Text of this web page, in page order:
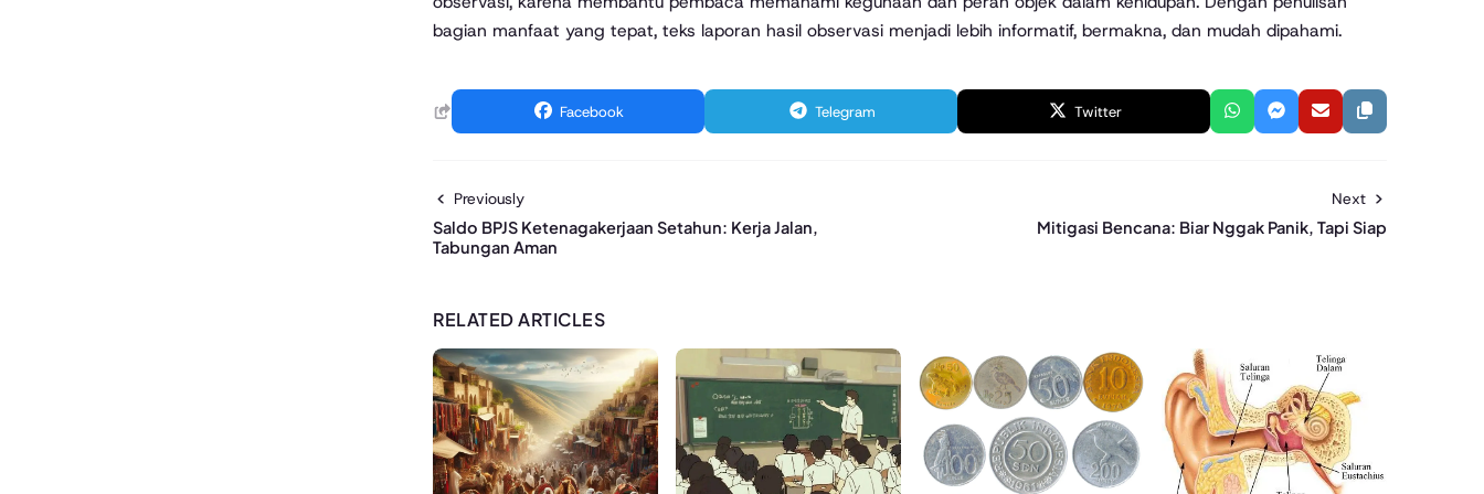
bagian manfaat yang tepat, teks laporan hasil observasi menjadi lebih informatif, bermakna, dan mudah dipahami.
Facebook Telegram Twitter
Previously
Saldo BPJS Ketenagakerjaan Setahun: Kerja Jalan,
Tabungan Aman
Next
Mitigasi Bencana: Biar Nggak Panik, Tapi Siap
RELATED ARTICLES